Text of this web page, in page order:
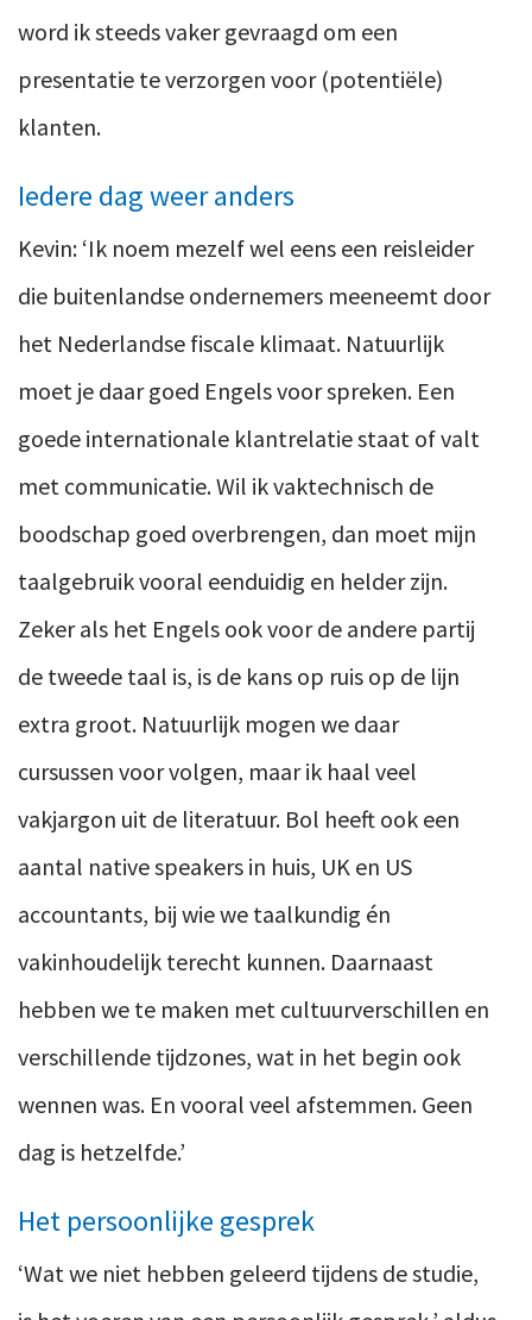
word ik steeds vaker gevraagd om een
presentatie te verzorgen voor (potentiële)
klanten.
Iedere dag weer anders
Kevin: ‘Ik noem mezelf wel eens een reisleider
die buitenlandse ondernemers meeneemt door
het Nederlandse fiscale klimaat. Natuurlijk
moet je daar goed Engels voor spreken. Een
goede internationale klantrelatie staat of valt
met communicatie. Wil ik vaktechnisch de
boodschap goed overbrengen, dan moet mijn
taalgebruik vooral eenduidig en helder zijn.
Zeker als het Engels ook voor de andere partij
de tweede taal is, is de kans op ruis op de lijn
extra groot. Natuurlijk mogen we daar
cursussen voor volgen, maar ik haal veel
vakjargon uit de literatuur. Bol heeft ook een
aantal native speakers in huis, UK en US
accountants, bij wie we taalkundig én
vakinhoudelijk terecht kunnen. Daarnaast
hebben we te maken met cultuurverschillen en
verschillende tijdzones, wat in het begin ook
wennen was. En vooral veel afstemmen. Geen
dag is hetzelfde.’
Het persoonlijke gesprek
‘Wat we niet hebben geleerd tijdens de studie,